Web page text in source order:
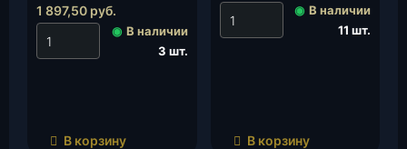
1701030), шт.
1 897,50 руб.
◉ В наличии
3 шт.
В корзину
◉ В наличии
11 шт.
В корзину